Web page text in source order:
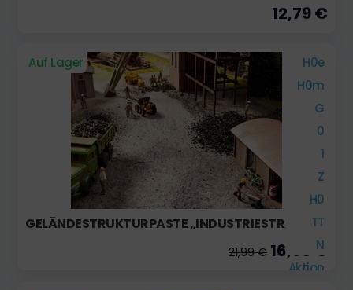
12,79 €
Auf Lager
H0e
H0m
G
0
1
Z
H0
TT
N
Aktion
GELÄNDESTRUKTURPASTE „INDUSTRIESTRASSE“
21,99 € 16,90 €